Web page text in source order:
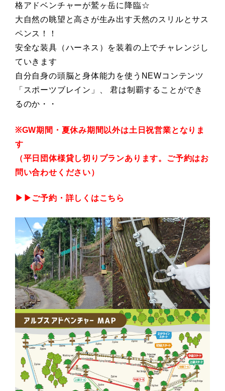
格アドベンチャーが鷲ヶ岳に降臨☆
大自然の眺望と高さが生み出す天然のスリルとサス
ペンス！！
安全な装具（ハーネス）を装着の上でチャレンジし
ていきます
自分自身の頭脳と身体能力を使うNEWコンテンツ
「スポーツブレイン」、 君は制覇することができ
るのか・・
※GW期間・夏休み期間以外は土日祝営業となりま
す
（平日団体様貸し切りプランあります。ご予約はお
問い合わせください）
▶▶ご予約・詳しくはこちら